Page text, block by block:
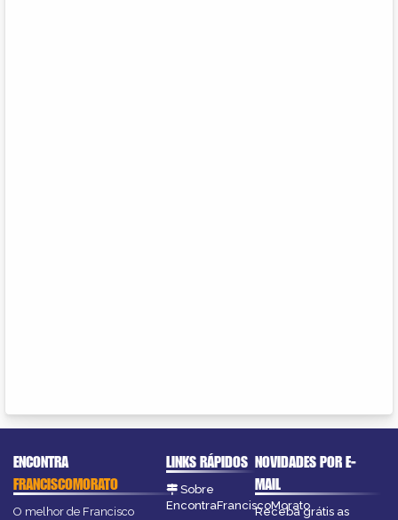
ENCONTRA
FRANCISCOMORATO
O melhor de Francisco
LINKS RÁPIDOS
Sobre
EncontraFranciscoMorato
NOVIDADES POR E-
MAIL
Receba grátis as